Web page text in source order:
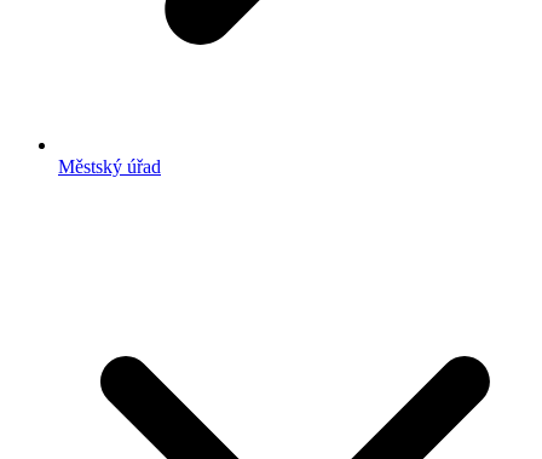
Městský úřad